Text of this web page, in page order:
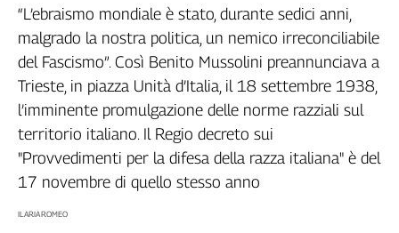
Filctem
Fillea
Filt
Fiom
Fisac
Slc
“L’ebraismo mondiale è stato, durante sedici anni,
malgrado la nostra politica, un nemico irreconciliabile
del Fascismo”. Così Benito Mussolini preannunciava a
Trieste, in piazza Unità d’Italia, il 18 settembre 1938,
l’imminente promulgazione delle norme razziali sul
territorio italiano. Il Regio decreto sui
"Provvedimenti per la difesa della razza italiana" è del
17 novembre di quello stesso anno
ILARIA ROMEO